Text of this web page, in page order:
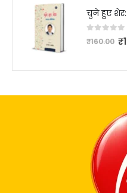
चुने हुए
out of 5
₹160.00 ₹